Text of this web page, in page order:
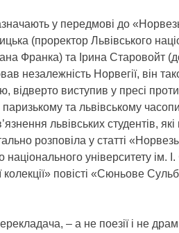
у передмові до
(проректор Львівського
Франка) та Ірина Старовойт
незалежність Норвегії, він
виступив у пресі проти
паризькому та львівському
львівських студентів,
розповіла у статті
національного університету ім.
повісті «Сюньове
– а не поезії і не